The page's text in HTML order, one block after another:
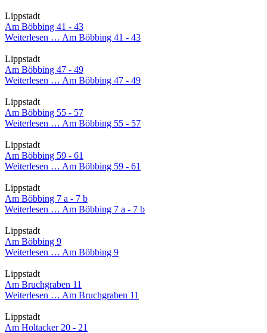
Lippstadt
Am Böbbing 41 - 43
Weiterlesen … Am Böbbing 41 - 43
Lippstadt
Am Böbbing 47 - 49
Weiterlesen … Am Böbbing 47 - 49
Lippstadt
Am Böbbing 55 - 57
Weiterlesen … Am Böbbing 55 - 57
Lippstadt
Am Böbbing 59 - 61
Weiterlesen … Am Böbbing 59 - 61
Lippstadt
Am Böbbing 7 a - 7 b
Weiterlesen … Am Böbbing 7 a - 7 b
Lippstadt
Am Böbbing 9
Weiterlesen … Am Böbbing 9
Lippstadt
Am Bruchgraben 11
Weiterlesen … Am Bruchgraben 11
Lippstadt
Am Holtacker 20 - 21